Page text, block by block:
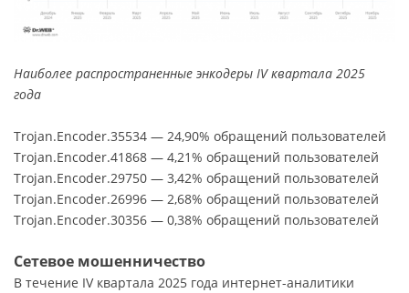
Наиболее распространенные энкодеры IV квартала 2025
года
Trojan.Encoder.35534 — 24,90% обращений пользователей
Trojan.Encoder.41868 — 4,21% обращений пользователей
Trojan.Encoder.29750 — 3,42% обращений пользователей
Trojan.Encoder.26996 — 2,68% обращений пользователей
Trojan.Encoder.30356 — 0,38% обращений пользователей
Сетевое мошенничество
В течение IV квартала 2025 года интернет-аналитики